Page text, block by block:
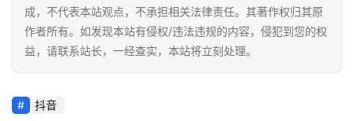
成，不代表本站观点，不承担相关法律责任。其著作权归其原
作者所有。如发现本站有侵权/违法违规的内容，侵犯到您的权
益，请联系站长，一经查实，本站将立刻处理。
抖音